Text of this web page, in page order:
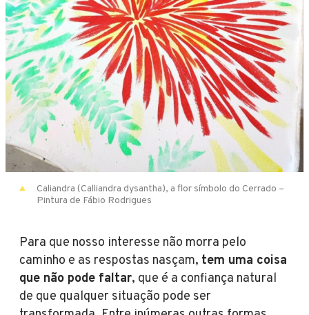
Caliandra (Calliandra dysantha), a flor símbolo do Cerrado –
Pintura de Fábio Rodrigues
Para que nosso interesse não morra pelo
caminho e as respostas nasçam, tem uma coisa
que não pode faltar, que é a confiança natural
de que qualquer situação pode ser